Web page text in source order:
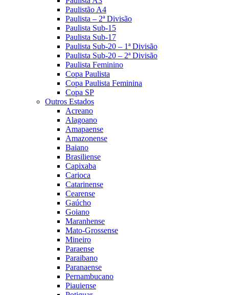
Paulistão A4
Paulista – 2ª Divisão
Paulista Sub-15
Paulista Sub-17
Paulista Sub-20 – 1ª Divisão
Paulista Sub-20 – 2ª Divisão
Paulista Feminino
Copa Paulista
Copa Paulista Feminina
Copa SP
Outros Estados
Acreano
Alagoano
Amapaense
Amazonense
Baiano
Brasiliense
Capixaba
Carioca
Catarinense
Cearense
Gaúcho
Goiano
Maranhense
Mato-Grossense
Mineiro
Paraense
Paraibano
Paranaense
Pernambucano
Piauiense